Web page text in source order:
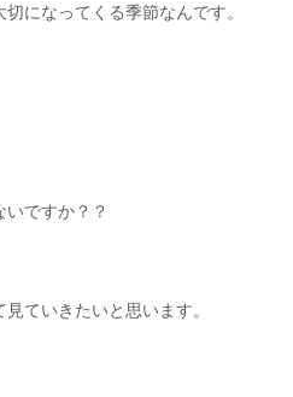
になってくる季節なんです。
ですか？？
ていきたいと思います。